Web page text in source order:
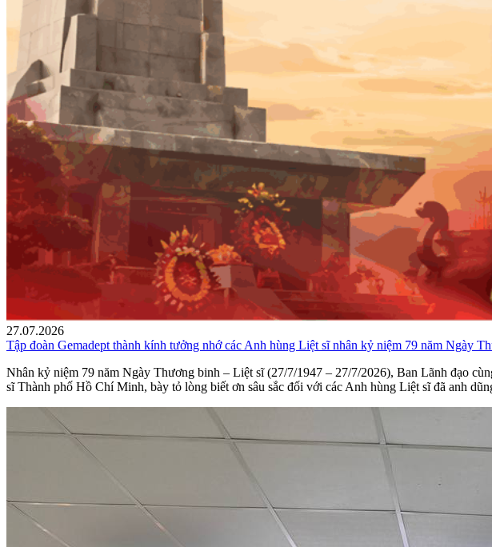
27.07.2026
Tập đoàn Gemadept thành kính tưởng nhớ các Anh hùng Liệt sĩ nhân kỷ niệm 79 năm Ngày
Nhân kỷ niệm 79 năm Ngày Thương binh – Liệt sĩ (27/7/1947 – 27/7/2026), Ban Lãnh đạo
sĩ Thành phố Hồ Chí Minh, bày tỏ lòng biết ơn sâu sắc đối với các Anh hùng Liệt sĩ đã anh